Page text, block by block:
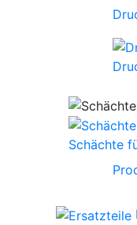
Schächte